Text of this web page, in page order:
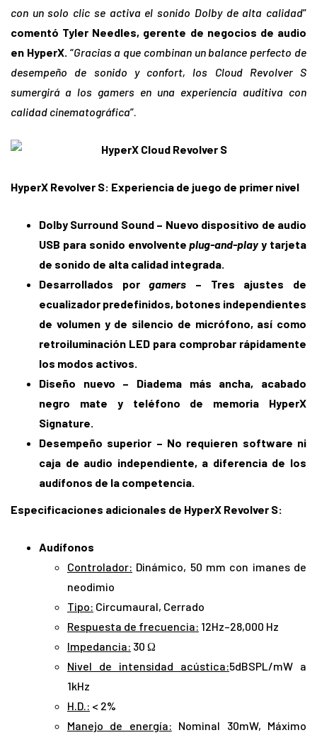
con un solo clic se activa el sonido Dolby de alta calidad”
comentó Tyler Needles, gerente de negocios de audio
en HyperX. “Gracias a que combinan un balance perfecto de
desempeño de sonido y confort, los Cloud Revolver S
sumergirá a los gamers en una experiencia auditiva con
calidad cinematográfica”.
HyperX Revolver S: Experiencia de juego de primer nivel
Dolby Surround Sound– Nuevo dispositivo de audio
USB para sonido envolventeplug-and-playy tarjeta
de sonido de alta calidad integrada.
Desarrollados porgamers – Tres ajustes de
ecualizador predefinidos, botones independientes
de volumen y de silencio de micrófono, así como
retroiluminación LED para comprobar rápidamente
los modos activos.
Diseño nuevo – Diadema más ancha, acabado
negro mate y teléfono de memoria HyperX
Signature.
Desempeño superior – No requieren software ni
caja de audio independiente, a diferencia de los
audífonos de la competencia.
Especificaciones adicionales de HyperX Revolver S:
Audífonos
Controlador: Dinámico, 50 mm con imanes de
neodimio
Tipo: Circumaural, Cerrado
Respuesta de frecuencia: 12Hz–28,000 Hz
Impedancia: 30 Ω
Nivel de intensidad acústica:5dBSPL/mW a
1kHz
H.D.: < 2%
Manejo de energía: Nominal 30mW, Máximo